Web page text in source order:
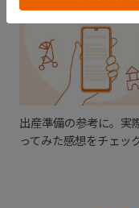
出産準備の参考に。実
ってみた感想をチェッ